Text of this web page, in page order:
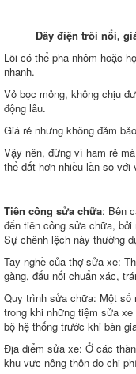
Dây điện trôi nổi,
Lõi có thể pha nhôm hoặc
nhanh.
Vỏ bọc mỏng, không chịu
động lâu.
Giá rẻ nhưng không đảm
Vậy nên, đừng vì ham rẻ
thể đắt hơn nhiều lần so
Tiền công sửa chữa: Bên
đến tiền công sửa chữa,
Sự chênh lệch này thường
Tay nghề của thợ sửa xe:
gàng, đấu nối chuẩn xác,
Quy trình sửa chữa: Một số
trong khi những tiệm sửa
bộ hệ thống trước khi bàn
Địa điểm sửa xe: Ở các
khu vực nông thôn do chi